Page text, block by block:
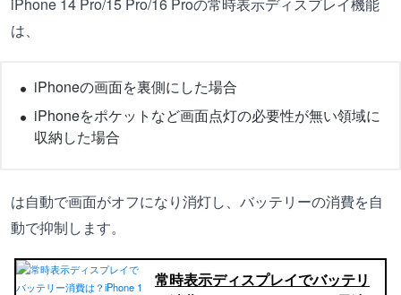
iPhone 14 Pro/15 Pro/16 Proの常時表示ディスプレイ機能
は、
iPhoneの画面を裏側にした場合
iPhoneをポケットなど画面点灯の必要性が無い領域に
収納した場合
は自動で画面がオフになり消灯し、バッテリーの消費を自
動で抑制します。
常時表示ディスプレイでバッテリ